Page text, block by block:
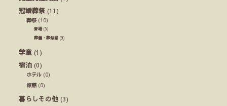
冠婚葬祭 (11)
葬祭(10)
斎場(5)
葬儀・葬祭業 (9)
学童 (1)
宿泊 (0)
ホテル (0)
旅館 (0)
暮らしその他 (3)